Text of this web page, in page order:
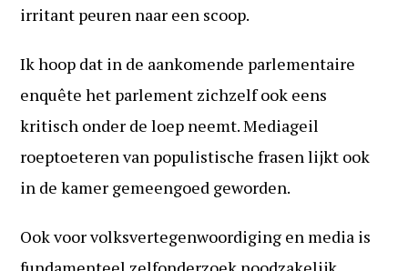
irritant peuren naar een scoop.
Ik hoop dat in de aankomende parlementaire
enquête het parlement zichzelf ook eens
kritisch onder de loep neemt. Mediageil
roeptoeteren van populistische frasen lijkt ook
in de kamer gemeengoed geworden.
Ook voor volksvertegenwoordiging en media is